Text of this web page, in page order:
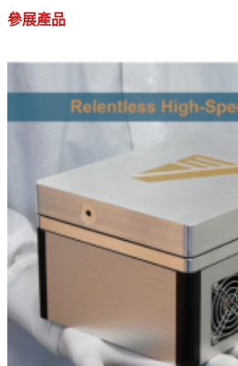
參展產品